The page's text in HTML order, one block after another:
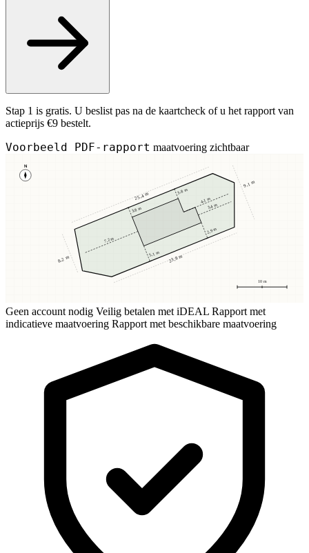
Stap 1 is gratis. U beslist pas na de kaartcheck of u het rapport van
actieprijs €9 bestelt.
Voorbeeld PDF-rapport maatvoering zichtbaar
N
10 m
3,8 m
3,8 m
5,1 m
2,9 m
7,2 m
3,4 m
4,1 m
25,4 m
23,8 m
8,2 m
9,1 m
Geen account nodig Veilig betalen met iDEAL Rapport met
indicatieve maatvoering Rapport met beschikbare maatvoering